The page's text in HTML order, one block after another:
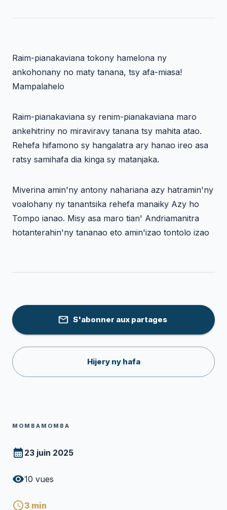
Raim-pianakaviana tokony hamelona ny
ankohonany no maty tanana, tsy afa-miasa!
Mampalahelo
Raim-pianakaviana sy renim-pianakaviana maro
ankehitriny no miraviravy tanana tsy mahita atao.
Rehefa hifamono sy hangalatra ary hanao ireo asa
ratsy samihafa dia kinga sy matanjaka.
Miverina amin'ny antony nahariana azy hatramin'ny
voalohany ny tanantsika rehefa manaiky Azy ho
Tompo ianao. Misy asa maro tian' Andriamanitra
hotanterahin'ny tananao eto amin'izao tontolo izao
S'abonner aux partages
Hijery ny hafa
MOMBAMOMBA
23 juin 2025
10 vues
3 min